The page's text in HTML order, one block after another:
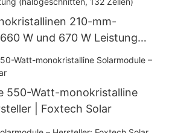
210-mm-
W und 670 W Leistung
Zellen)
550-Watt-monokristalline
| Foxtech Solar